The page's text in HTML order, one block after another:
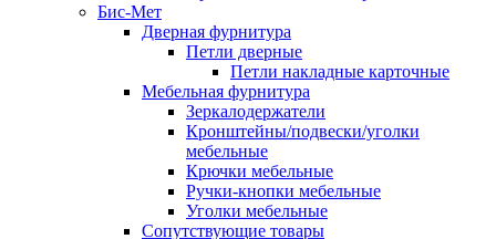
Бис-Мет
Дверная фурнитура
Петли дверные
Петли накладные карточные
Мебельная фурнитура
Зеркалодержатели
Кронштейны/подвески/уголки
мебельные
Крючки мебельные
Ручки-кнопки мебельные
Уголки мебельные
Сопутствующие товары